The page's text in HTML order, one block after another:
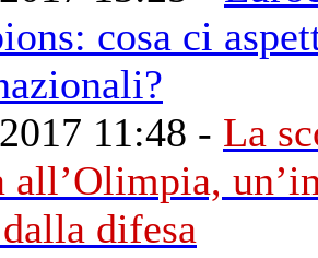
cosa ci
11:48 - La
all’Olimpia,
difesa